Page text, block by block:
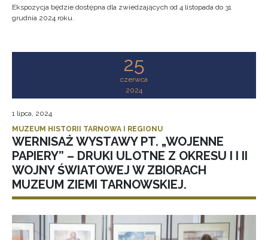
Ekspozycja będzie dostępna dla zwiedzających od 4 listopada do 31
grudnia 2024 roku.
25
czerwca
2024
1 lipca, 2024
MUZEUM HISTORII TARNOWA I REGIONU
WERNISAŻ WYSTAWY PT. „WOJENNE
PAPIERY” – DRUKI ULOTNE Z OKRESU I I II
WOJNY ŚWIATOWEJ W ZBIORACH
MUZEUM ZIEMI TARNOWSKIEJ.